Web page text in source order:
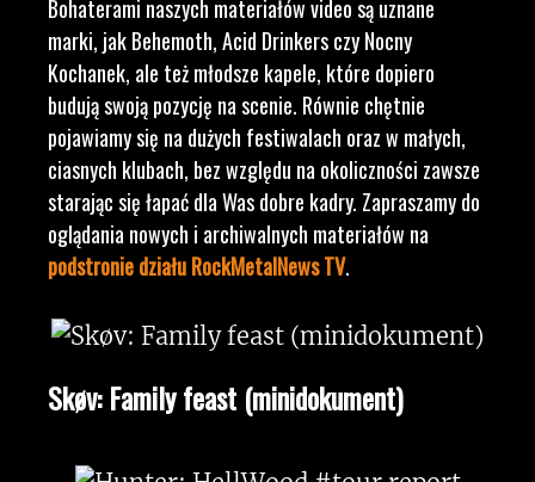
Bohaterami naszych materiałów video są uznane
marki, jak Behemoth, Acid Drinkers czy Nocny
Kochanek, ale też młodsze kapele, które dopiero
budują swoją pozycję na scenie. Równie chętnie
pojawiamy się na dużych festiwalach oraz w małych,
ciasnych klubach, bez względu na okoliczności zawsze
starając się łapać dla Was dobre kadry. Zapraszamy do
oglądania nowych i archiwalnych materiałów na
podstronie działu RockMetalNews TV.
Skøv: Family feast (minidokument)